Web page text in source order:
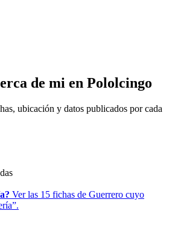
de mi en Pololcingo
ubicación y datos publicados por cada
Ver las 15 fichas de Guerrero cuyo